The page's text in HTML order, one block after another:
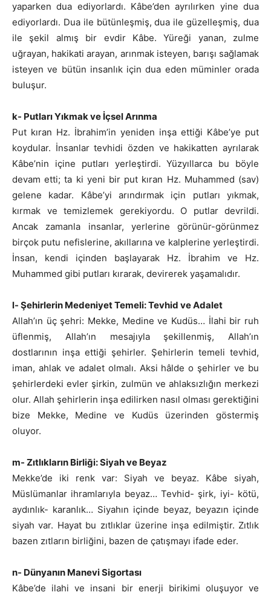
yaparken dua ediyorlardı. Kâbe’den ayrılırken yine dua
ediyorlardı. Dua ile bütünleşmiş, dua ile güzelleşmiş, dua
ile şekil almış bir evdir Kâbe. Yüreği yanan, zulme
uğrayan, hakikati arayan, arınmak isteyen, barışı sağlamak
isteyen ve bütün insanlık için dua eden müminler orada
buluşur.
k- Putları Yıkmak ve İçsel Arınma
Put kıran Hz. İbrahim’in yeniden inşa ettiği Kâbe’ye put
koydular. İnsanlar tevhidi özden ve hakikatten ayrılarak
Kâbe’nin içine putları yerleştirdi. Yüzyıllarca bu böyle
devam etti; ta ki yeni bir put kıran Hz. Muhammed (sav)
gelene kadar. Kâbe’yi arındırmak için putları yıkmak,
kırmak ve temizlemek gerekiyordu. O putlar devrildi.
Ancak zamanla insanlar, yerlerine görünür-görünmez
birçok putu nefislerine, akıllarına ve kalplerine yerleştirdi.
İnsan, kendi içinden başlayarak Hz. İbrahim ve Hz.
Muhammed gibi putları kırarak, devirerek yaşamalıdır.
l- Şehirlerin Medeniyet Temeli: Tevhid ve Adalet
Allah’ın üç şehri: Mekke, Medine ve Kudüs… İlahi bir ruh
üflenmiş, Allah’ın mesajıyla şekillenmiş, Allah’ın
dostlarının inşa ettiği şehirler. Şehirlerin temeli tevhid,
iman, ahlak ve adalet olmalı. Aksi hâlde o şehirler ve bu
şehirlerdeki evler şirkin, zulmün ve ahlaksızlığın merkezi
olur. Allah şehirlerin inşa edilirken nasıl olması gerektiğini
bize Mekke, Medine ve Kudüs üzerinden göstermiş
oluyor.
m- Zıtlıkların Birliği: Siyah ve Beyaz
Mekke’de iki renk var: Siyah ve beyaz. Kâbe siyah,
Müslümanlar ihramlarıyla beyaz… Tevhid- şirk, iyi- kötü,
aydınlık- karanlık… Siyahın içinde beyaz, beyazın içinde
siyah var. Hayat bu zıtlıklar üzerine inşa edilmiştir. Zıtlık
bazen zıtların birliğini, bazen de çatışmayı ifade eder.
n- Dünyanın Manevi Sigortası
Kâbe’de ilahi ve insani bir enerji birikimi oluşuyor ve